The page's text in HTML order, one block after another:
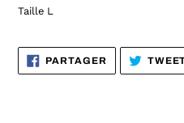
Taille L
PARTAGERPARTAGER
SUR
FACEBOOK